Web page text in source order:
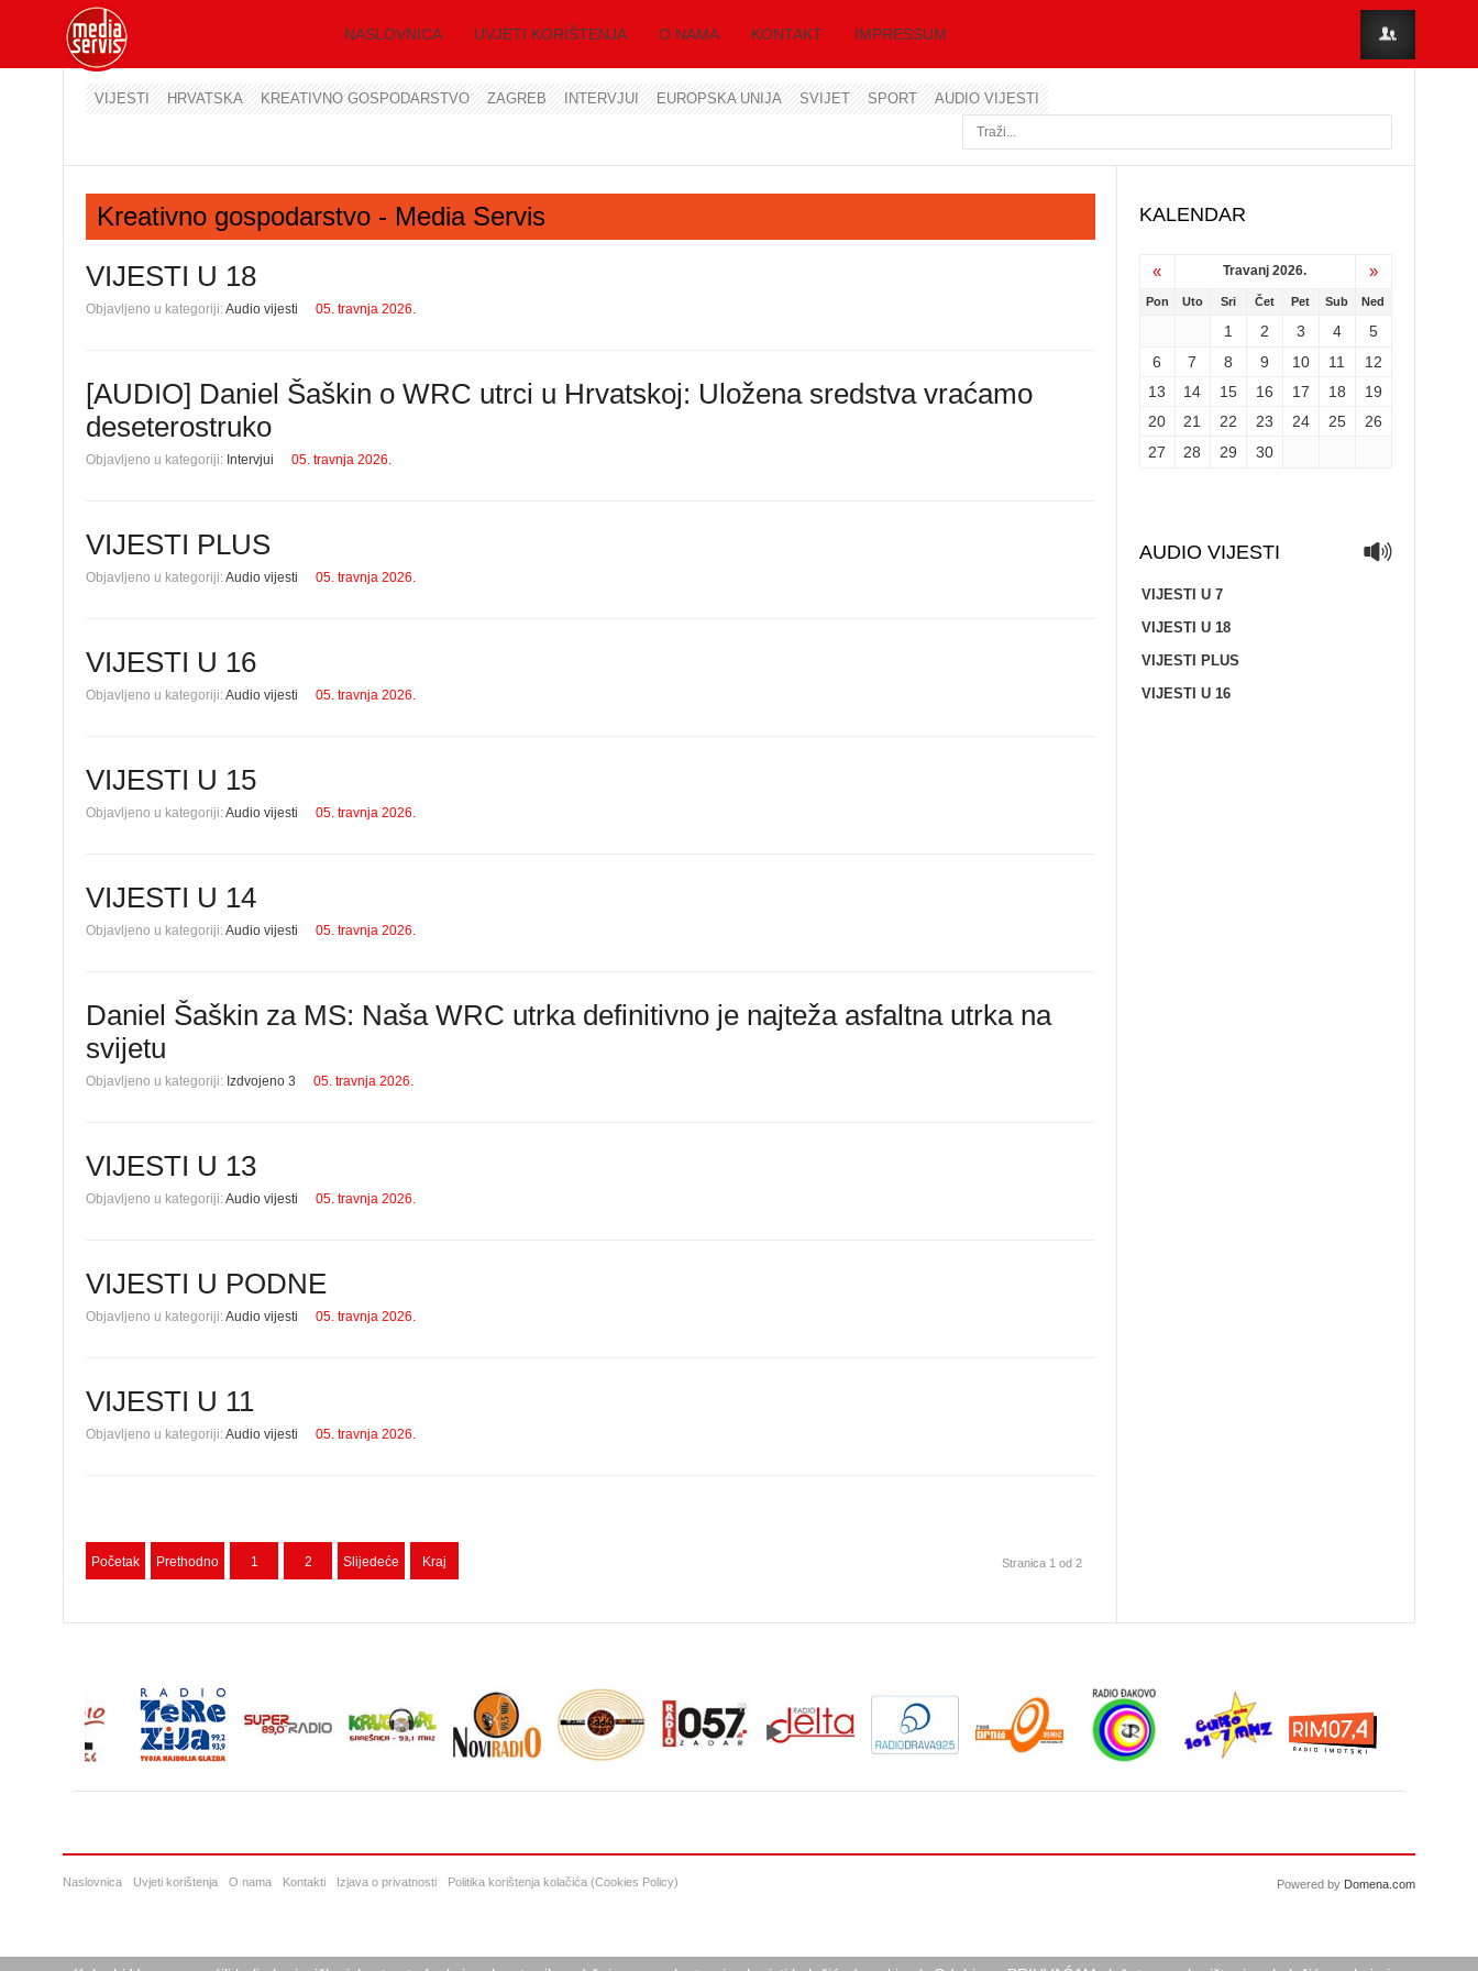
NASLOVNICA UVJETI KORIŠTENJA O NAMA KONTAKT IMPRESSUM
VIJESTI HRVATSKA KREATIVNO GOSPODARSTVO ZAGREB INTERVJUI EUROPSKA UNIJA SVIJET SPORT AUDIO VIJESTI
Kreativno gospodarstvo - Media Servis
VIJESTI U 18
Objavljeno u kategoriji:Audio vijesti 05. travnja 2026.
[AUDIO] Daniel Šaškin o WRC utrci u Hrvatskoj: Uložena sredstva vraćamo
deseterostruko
Objavljeno u kategoriji: Intervjui 05. travnja 2026.
VIJESTI PLUS
Objavljeno u kategoriji:Audio vijesti 05. travnja 2026.
VIJESTI U 16
Objavljeno u kategoriji:Audio vijesti 05. travnja 2026.
VIJESTI U 15
Objavljeno u kategoriji:Audio vijesti 05. travnja 2026.
VIJESTI U 14
Objavljeno u kategoriji:Audio vijesti 05. travnja 2026.
Daniel Šaškin za MS: Naša WRC utrka definitivno je najteža asfaltna utrka na
svijetu
Objavljeno u kategoriji: Izdvojeno 3 05. travnja 2026.
VIJESTI U 13
Objavljeno u kategoriji:Audio vijesti 05. travnja 2026.
VIJESTI U PODNE
Objavljeno u kategoriji:Audio vijesti 05. travnja 2026.
VIJESTI U 11
Objavljeno u kategoriji:Audio vijesti 05. travnja 2026.
Početak Prethodno 1 2 Slijedeće Kraj Stranica 1 od 2
KALENDAR
« Travanj 2026. »
Pon Uto Sri Čet Pet Sub Ned
1 2 3 4
5
6
7 8 9 10 11
12
13
14 15 16 17 18
19
20
21 22 23 24 25
26
27
28 29 30
AUDIO VIJESTI
VIJESTI U 7
VIJESTI U 18
VIJESTI PLUS
VIJESTI U 16
Naslovnica Uvjeti korištenja O nama Kontakti Izjava o privatnosti Politika korištenja kolačića (Cookies Policy) Powered by Domena.com